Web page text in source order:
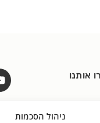
ניהול הסכמות
אותנו